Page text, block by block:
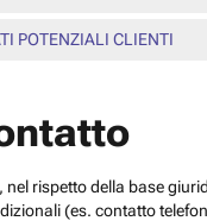
POTENZIALI CLIENTI
nel rispetto della base
(es. contatto